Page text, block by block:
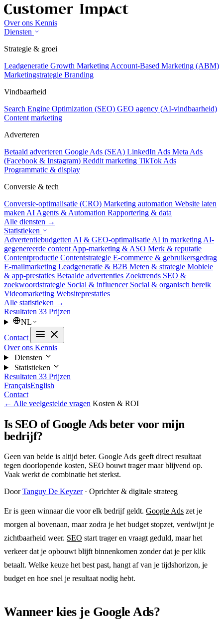
Over ons Kennis
Diensten
Strategie & groei
Leadgeneratie Growth Marketing Account-Based Marketing (ABM)
Marketingstrategie Branding
Vindbaarheid
Search Engine Optimization (SEO) GEO agency (AI-vindbaarheid)
Content marketing
Adverteren
Betaald adverteren Google Ads (SEA) LinkedIn Ads Meta Ads
(Facebook & Instagram) Reddit marketing TikTok Ads
Programmatic & display
Conversie & tech
Conversie-optimalisatie (CRO) Marketing automation Website laten
maken AI Agents & Automation Rapportering & data
Alle diensten →
Statistieken
Advertentiebudgetten AI & GEO-optimalisatie AI in marketing AI-
gegenereerde content App-marketing & ASO Merk & reputatie
Contentproductie Contentstrategie E-commerce & gebruikersgedrag
E-mailmarketing Leadgeneratie & B2B Meten & strategie Mobiele
& app-prestaties Betaalde advertenties Zoektrends SEO &
zoekwoordstrategie Social & influencer Social & organisch bereik
Videomarketing Websiteprestaties
Alle statistieken →
Resultaten 33 Prijzen
NL
Contact
Over ons Kennis
Diensten
Statistieken
Resultaten 33 Prijzen
FrançaisEnglish
Contact
← Alle veelgestelde vragen Kosten & ROI
Is SEO of Google Ads beter voor mijn
bedrijf?
Geen van beide is altijd beter. Google Ads geeft direct resultaat
tegen doorlopende kosten, SEO bouwt trager maar blijvend op.
Vaak werkt de combinatie het sterkst.
DoorTanguy De Keyzer· Oprichter & digitale strateeg
Er is geen winnaar die voor elk bedrijf geldt. Google Ads zet je
morgen al bovenaan, maar zodra je het budget stopzet, verdwijnt je
zichtbaarheid weer. SEO start trager en vraagt geduld, maar het
verkeer dat je opbouwt blijft binnenkomen zonder dat je per klik
betaalt. Welke keuze het best past, hangt af van je tijdshorizon, je
budget en hoe snel je resultaat nodig hebt.
Wanneer kies je Google Ads?